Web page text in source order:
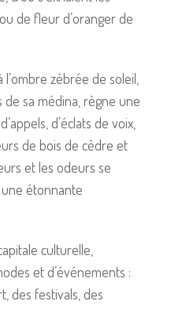
de fleur d’oranger de
zébrée de soleil,
sa médina, règne une
d’éclats de voix,
de bois de cèdre et
et les odeurs se
étonnante
culturelle,
et d’événements :
des festivals, des